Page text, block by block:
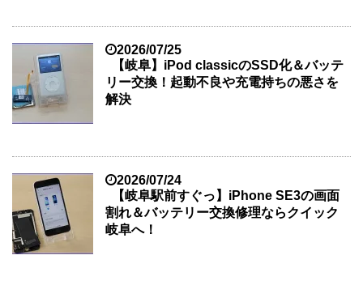
2026/07/25
【岐阜】iPod classicのSSD化＆バッテ
リー交換！起動不良や充電持ちの悪さを
解決
2026/07/24
【岐阜駅前すぐっ】iPhone SE3の画面
割れ＆バッテリー交換修理ならクイック
岐阜へ！